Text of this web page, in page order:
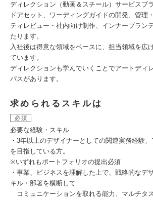
ディレクション（動画＆スチール）サービスブ
ドアセット、ワーディングガイドの開発、管理
ティレビュー・社内向け制作、インナーブラン
たります。
入社後は得意な領域をベースに、担当領域を広
ています。
ディレクションも学んでいくことでアートディ
パスがあります。
求められるスキルは
必須
必要な経験・スキル
・3年以上のデザイナーとしての関連実務経験
を目指している方。
※いずれもポートフォリオの提出必須
・事業、ビジネスを理解した上で、戦略的なデ
キル・部署を横断して
コミュニケーションを取れる能力、マルチタ